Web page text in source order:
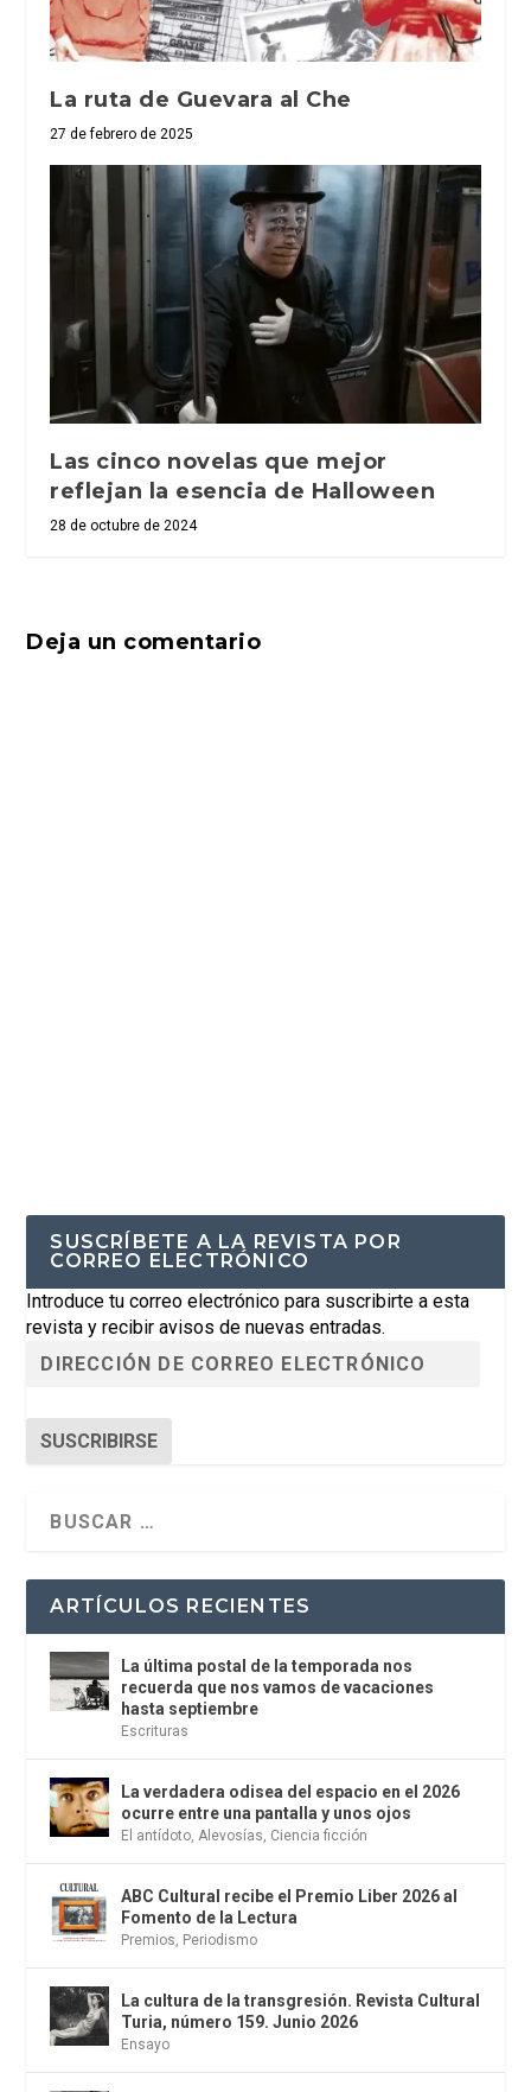
La ruta de Guevara al Che
27 de febrero de 2025
Las cinco novelas que mejor
reflejan la esencia de Halloween
28 de octubre de 2024
Deja un comentario
SUSCRÍBETE A LA REVISTA POR
CORREO ELECTRÓNICO
Introduce tu correo electrónico para suscribirte a esta
revista y recibir avisos de nuevas entradas.
SUSCRIBIRSE
ARTÍCULOS RECIENTES
La última postal de la temporada nos
recuerda que nos vamos de vacaciones
hasta septiembre
Escrituras
La verdadera odisea del espacio en el 2026
ocurre entre una pantalla y unos ojos
El antídoto Alevosías Ciencia ficción
ABC Cultural recibe el Premio Liber 2026 al
Fomento de la Lectura
Premios Periodismo
La cultura de la transgresión. Revista Cultural
Turia, número 159. Junio 2026
Ensayo